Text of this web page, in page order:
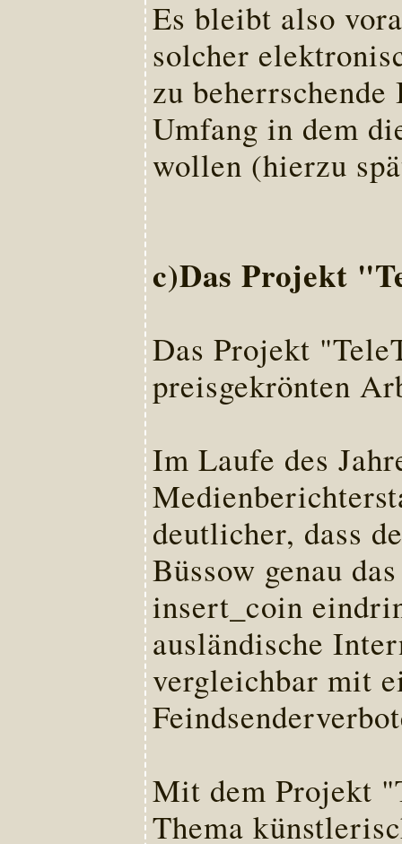
Es bleibt also
solcher
zu
Umfang in dem
wollen (hierzu
c)Das Projekt
Das Projekt
preisgekrönten
Im Laufe des
deutlicher, dass
Büssow genau
insert_coin
ausländische
vergleichbar mit
Mit dem Projekt
Thema